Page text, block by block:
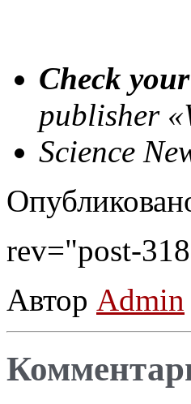
Check
publisher
Science
rev="post-
Автор Admin